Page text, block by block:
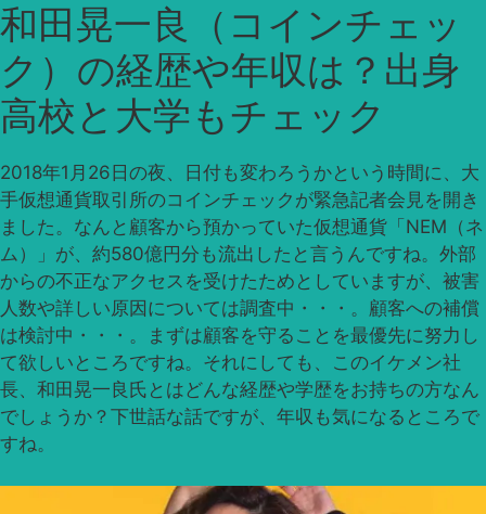
和田晃一良（コインチェッ
ク）の経歴や年収は？出身
高校と大学もチェック
2018年1月26日の夜、日付も変わろうかという時間に、大
手仮想通貨取引所のコインチェックが緊急記者会見を開き
ました。なんと顧客から預かっていた仮想通貨「NEM（ネ
ム）」が、約580億円分も流出したと言うんですね。外部
からの不正なアクセスを受けたためとしていますが、被害
人数や詳しい原因については調査中・・・。顧客への補償
は検討中・・・。まずは顧客を守ることを最優先に努力し
て欲しいところですね。それにしても、このイケメン社
長、和田晃一良氏とはどんな経歴や学歴をお持ちの方なん
でしょうか？下世話な話ですが、年収も気になるところで
すね。